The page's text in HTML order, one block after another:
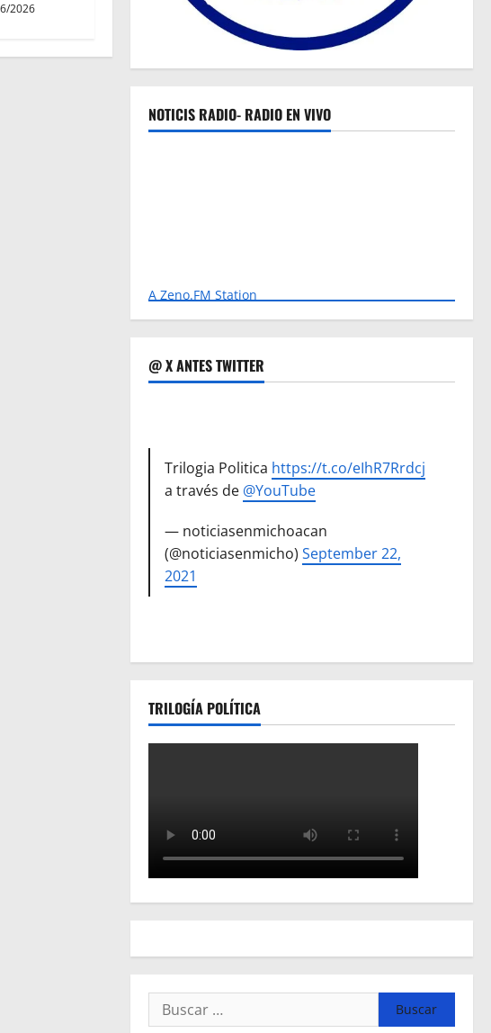
2026
NOTICIS RADIO- RADIO EN VIVO
A Zeno.FM Station
@ X ANTES TWITTER
Trilogia Politica https://t.co/eIhR7Rrdcj
a través de @YouTube
— noticiasenmichoacan
(@noticiasenmicho)September 22,
2021
TRILOGÍA POLÍTICA
Buscar: